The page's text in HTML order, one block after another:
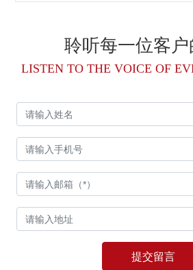
聆听每一位客
LISTEN TO THE VOICE OF
提交留言